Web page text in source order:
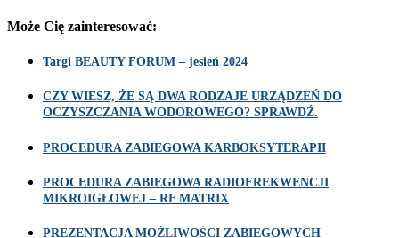
Może Cię zainteresować:
Targi BEAUTY FORUM – jesień 2024
CZY WIESZ, ŻE SĄ DWA RODZAJE URZĄDZEŃ DO
OCZYSZCZANIA WODOROWEGO? SPRAWDŹ.
PROCEDURA ZABIEGOWA KARBOKSYTERAPII
PROCEDURA ZABIEGOWA RADIOFREKWENCJI
MIKROIGŁOWEJ – RF MATRIX
PREZENTACJA MOŻLIWOŚCI ZABIEGOWYCH